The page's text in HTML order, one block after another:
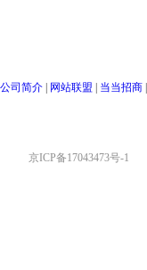
公司简介 网站联盟 当当招商
京ICP备17043473号-1